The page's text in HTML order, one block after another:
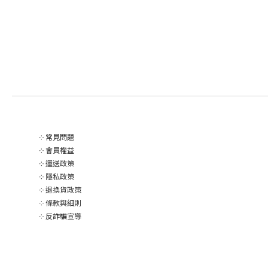
༶ 常見問題
༶會員權益
༶運送政策
༶ 隱私政策
༶退換貨政策
༶條款與細則
༶ 反詐騙宣導